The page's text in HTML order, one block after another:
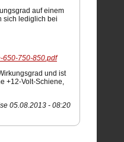
auf einem
sich lediglich bei
650-750-850.pdf
und ist
+12-Volt-Schiene,
05.08.2013 - 08:20